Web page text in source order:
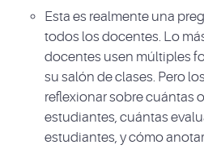
Esta es realmente una
todos los docentes. Lo
docentes usen múltiples
su salón de clases. Pero
reflexionar sobre cuántas
estudiantes, cuántas
estudiantes, y cómo